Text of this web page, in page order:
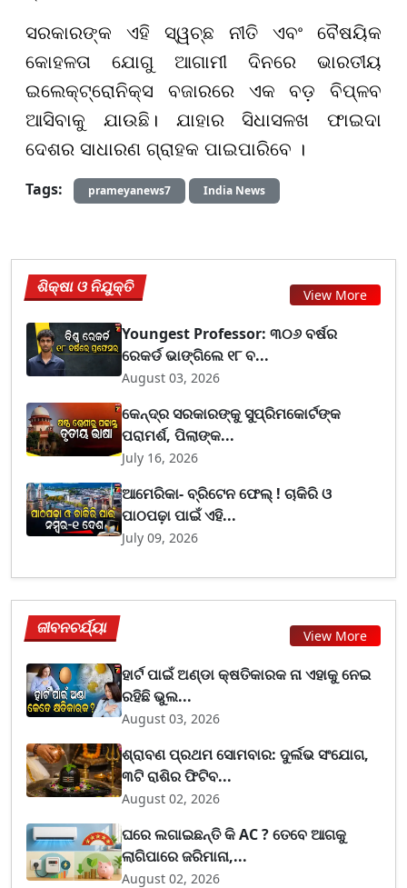
ସରକାରଙ୍କ ଏହି ସ୍ୱଚ୍ଛ ନୀତି ଏବଂ ବୈଷୟିକ
କୋହଳତା ଯୋଗୁ ଆଗାମୀ ଦିନରେ ଭାରତୀୟ
ଇଲେକ୍ଟ୍ରୋନିକ୍ସ ବଜାରରେ ଏକ ବଡ଼ ବିପ୍ଳବ
ଆସିବାକୁ ଯାଉଛି। ଯାହାର ସିଧାସଳଖ ଫାଇଦା
ଦେଶର ସାଧାରଣ ଗ୍ରାହକ ପାଇପାରିବେ ।
Tags:
prameyanews7 India News
ଶିକ୍ଷା ଓ ନିଯୁକ୍ତି View More
Youngest Professor: ୩୦୬ ବର୍ଷର
ରେକର୍ଡ ଭାଙ୍ଗିଲେ ୧୮ ବ...
August 03, 2026
କେନ୍ଦ୍ର ସରକାରଙ୍କୁ ସୁପ୍ରିମକୋର୍ଟଙ୍କ
ପରାମର୍ଶ, ପିଲାଙ୍କ...
July 16, 2026
ଆମେରିକା- ବ୍ରିଟେନ ଫେଲ୍ ! ଚାକିରି ଓ
ପାଠପଢ଼ା ପାଇଁ ଏହି...
July 09, 2026
ଜୀବନଚର୍ଯ୍ୟା View More
ହାର୍ଟ ପାଇଁ ଅଣ୍ଡା କ୍ଷତିକାରକ ନା ଏହାକୁ ନେଇ
ରହିଛି ଭୁଲ...
August 03, 2026
ଶ୍ରାବଣ ପ୍ରଥମ ସୋମବାର: ଦୁର୍ଲଭ ସଂଯୋଗ,
୩ଟି ରାଶିର ଫିଟିବ...
August 02, 2026
ଘରେ ଲଗାଇଛନ୍ତି କି AC ? ତେବେ ଆଗକୁ
ଲାଗିପାରେ ଜରିମାନା,...
August 02, 2026